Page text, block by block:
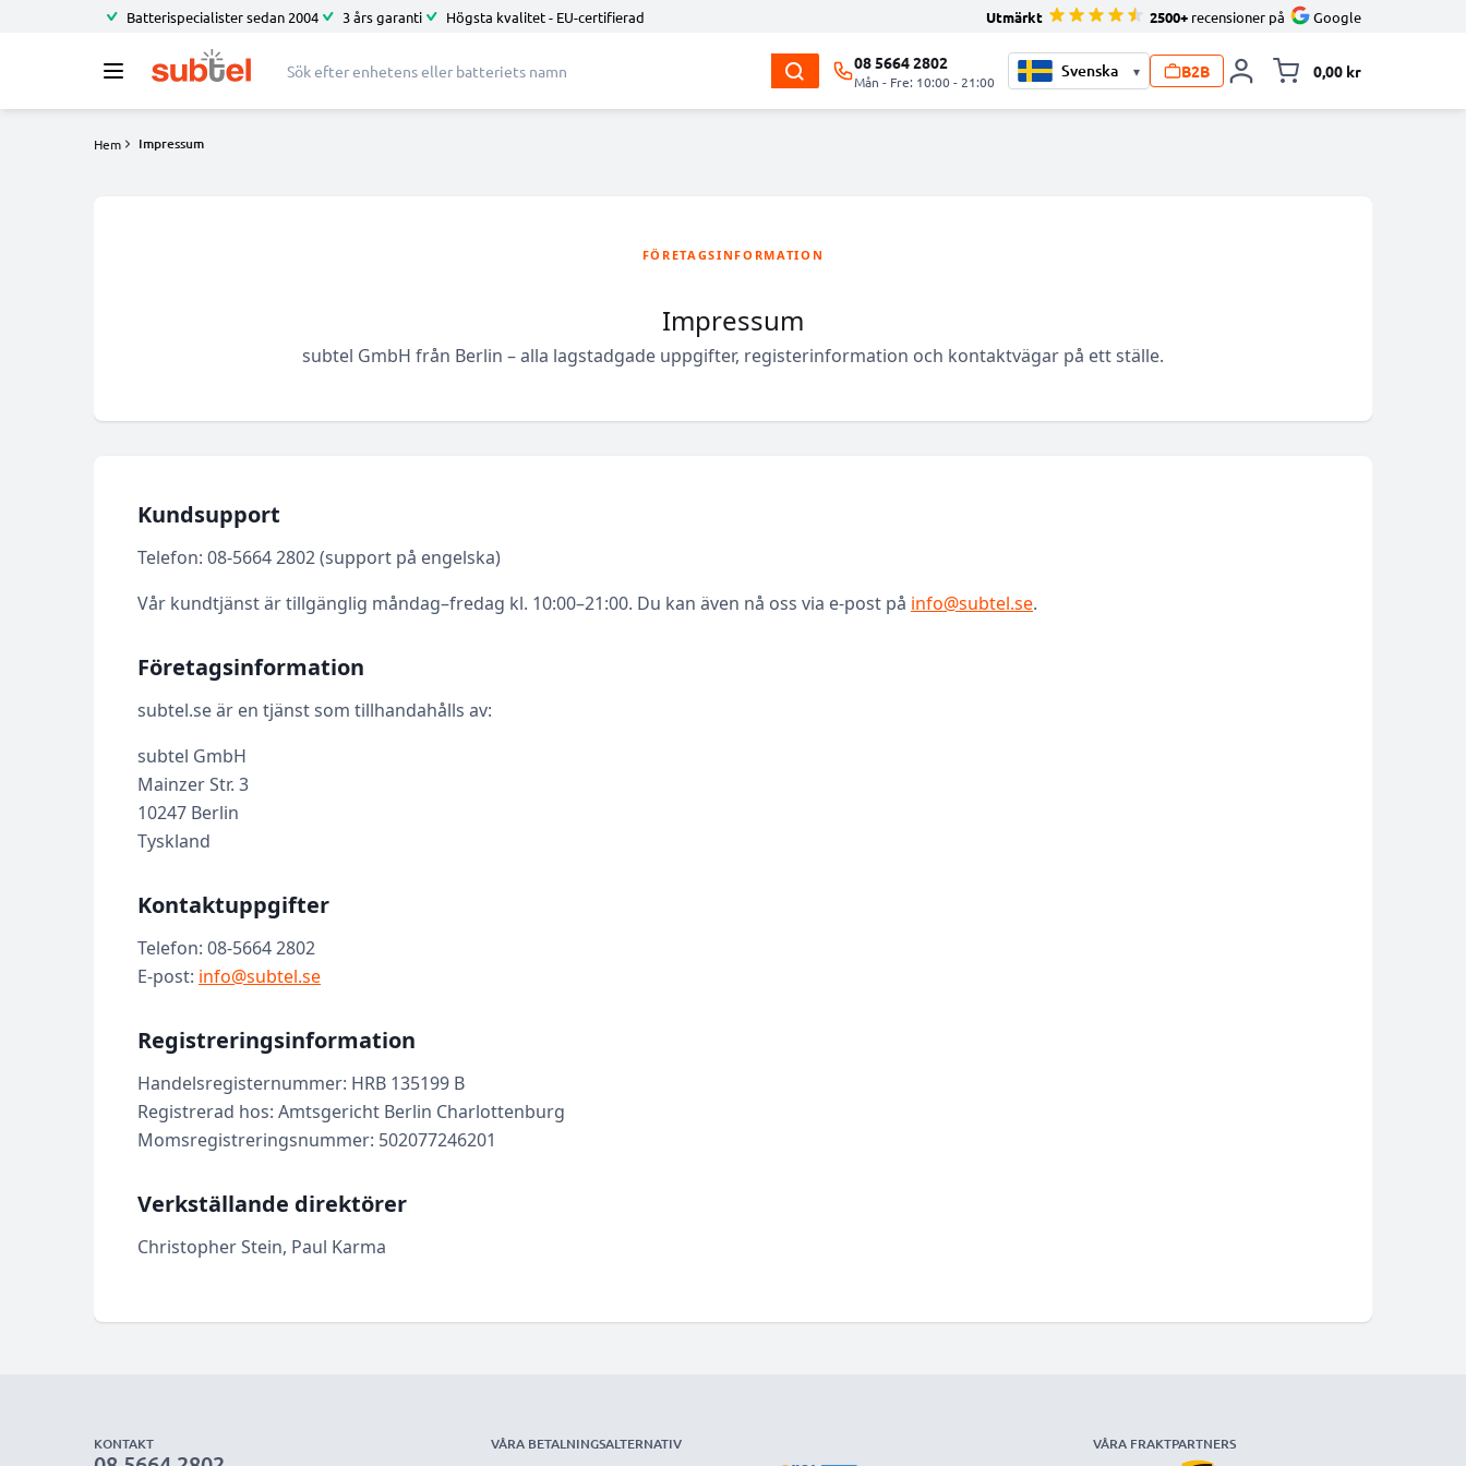
Batterispecialister sedan 2004 3 års garanti Högsta kvalitet - EU-certifierad Utmärkt 2500+ recensioner på Google
08 5664 2802
Mån - Fre: 10:00 - 21:00
▾ B2B 0,00 kr
Hem Impressum
FÖRETAGSINFORMATION
Impressum
subtel GmbH från Berlin – alla lagstadgade uppgifter, registerinformation och kontaktvägar på ett ställe.
Kundsupport
Telefon: 08-5664 2802 (support på engelska)
Vår kundtjänst är tillgänglig måndag–fredag kl. 10:00–21:00. Du kan även nå oss via e-post på info@subtel.se.
Företagsinformation
subtel.se är en tjänst som tillhandahålls av:
subtel GmbH
Mainzer Str. 3
10247 Berlin
Tyskland
Kontaktuppgifter
Telefon: 08-5664 2802
E-post: info@subtel.se
Registreringsinformation
Handelsregisternummer: HRB 135199 B
Registrerad hos: Amtsgericht Berlin Charlottenburg
Momsregistreringsnummer: 502077246201
Verkställande direktörer
Christopher Stein, Paul Karma
KONTAKT VÅRA BETALNINGSALTERNATIV VÅRA FRAKTPARTNERS